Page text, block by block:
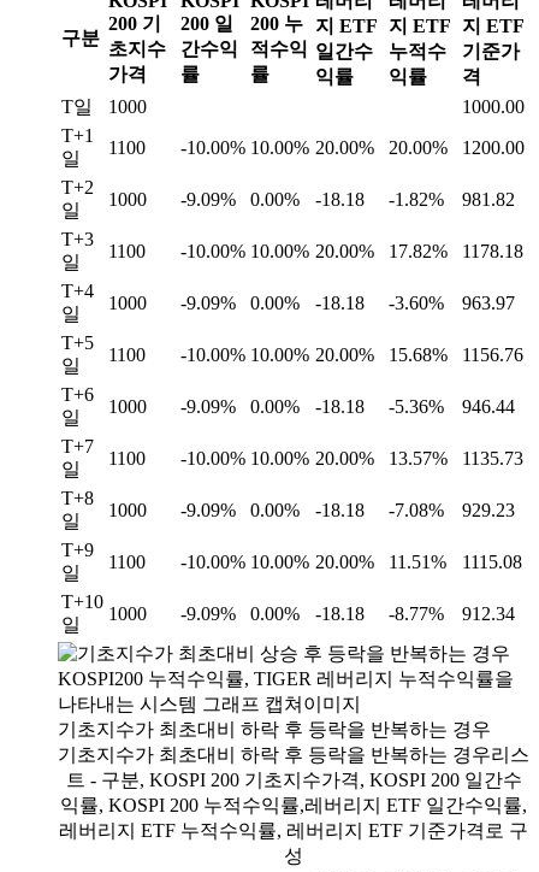
구분
200 기
초지수
가격
200 일
간수익
률
200 누
적수익
률
지 ETF
일간수
익률
지 ETF
누적수
익률
지 ETF
기준가
격
T일
1000
1000.00
T+1
일
1100 -10.00% 10.00% 20.00% 20.00%
1200.00
T+2
일
1000 -9.09% 0.00% -18.18 -1.82%
981.82
T+3
일
1100 -10.00% 10.00% 20.00% 17.82%
1178.18
T+4
일
1000 -9.09% 0.00% -18.18 -3.60%
963.97
T+5
일
1100 -10.00% 10.00% 20.00% 15.68%
1156.76
T+6
일
1000 -9.09% 0.00% -18.18 -5.36%
946.44
T+7
일
1100 -10.00% 10.00% 20.00% 13.57%
1135.73
T+8
일
1000 -9.09% 0.00% -18.18 -7.08%
929.23
T+9
일
1100 -10.00% 10.00% 20.00% 11.51%
1115.08
T+10
일
1000 -9.09% 0.00% -18.18 -8.77% 912.34
기초지수가 최초대비 하락 후 등락을 반복하는 경우
기초지수가 최초대비 하락 후 등락을 반복하는 경우리스
트 - 구분, KOSPI 200 기초지수가격, KOSPI 200 일간수
익률, KOSPI 200 누적수익률,레버리지 ETF 일간수익률,
레버리지 ETF 누적수익률, 레버리지 ETF 기준가격로 구
성